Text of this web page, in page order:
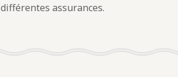
différentes assurances.